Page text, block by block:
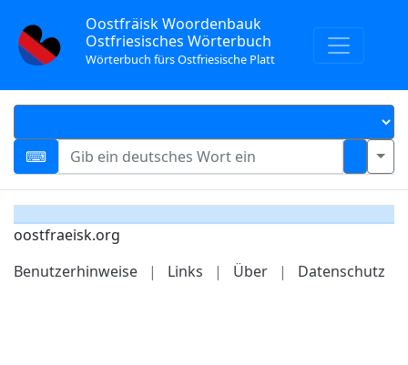
Oostfräisk Woordenbauk
Ostfriesisches Wörterbuch
Wörterbuch fürs Ostfriesische Platt
oostfraeisk.org
Benutzerhinweise
| Links | Über | Datenschutz